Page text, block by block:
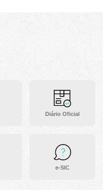
Diário Oficial
e-SIC